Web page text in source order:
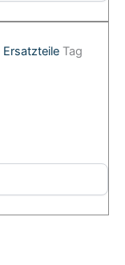
Ersatzteile Tag